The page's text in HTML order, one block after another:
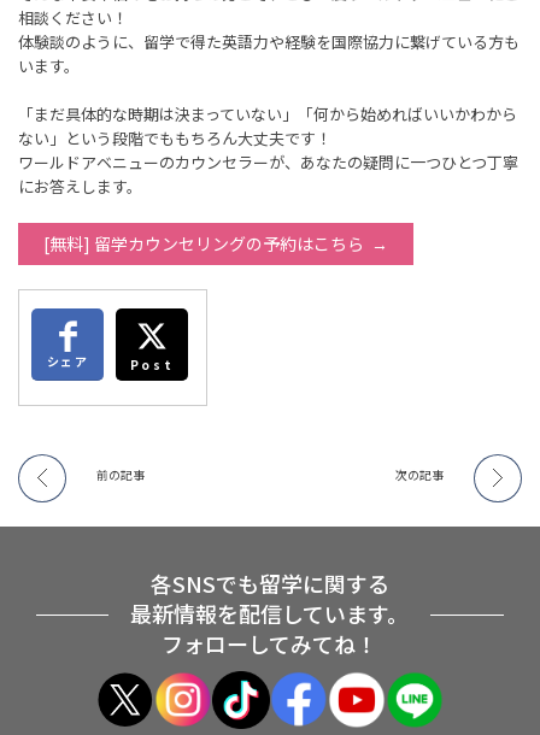
相談ください！
体験談のように、留学で得た英語力や経験を国際協力に繋げている方も
います。
「まだ具体的な時期は決まっていない」「何から始めればいいかわから
ない」という段階でももちろん大丈夫です！
ワールドアベニューのカウンセラーが、あなたの疑問に一つひとつ丁寧
にお答えします。
[無料] 留学カウンセリングの予約はこちら
シェア Post
前の記事 次の記事
各SNSでも留学に関する
最新情報を配信しています。
フォローしてみてね！